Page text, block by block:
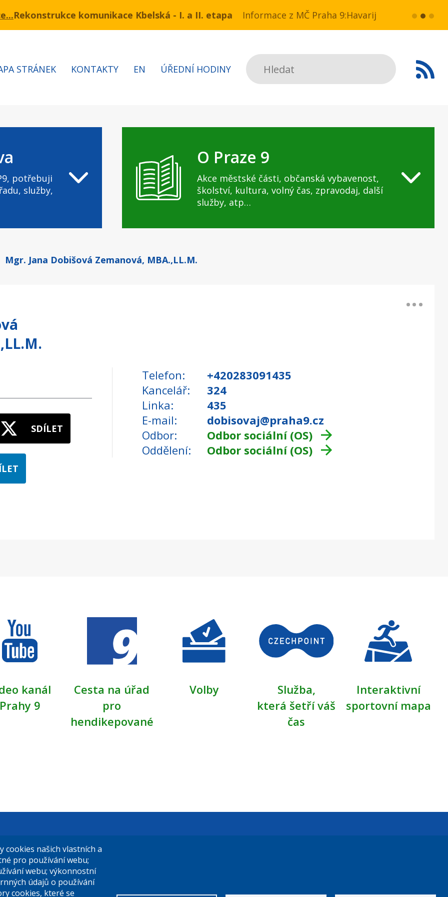
3.7 – 7.8.2026 bude probíhat obnova kabelů VN a NN v ul. Drahobejlova,
komunikace Kbelská - I. a II. etapa Informace z MČ Praha 9:Havarijní stav ulice Kbelská (úsek
více... HAVARIJNÍ
Hledat
STRÁNEK KONTAKTY EN ÚŘEDNÍ HODINY
potřebuji
služby,
O Praze 9
Akce městské části, občanská vybavenost,
školství, kultura, volný čas, zpravodaj, další
služby, atp…
Mgr. Jana Dobišová Zemanová, MBA.,LL.M.
SDÍLET
Telefon
+420283091435
Kancelář
324
Linka
435
E-mail
dobisovaj@praha9.cz
Odbor
Odbor sociální (OS)
Oddělení
Odbor sociální (OS)
kanál
9
Cesta na úřad
pro
hendikepované
Volby
Služba,
která šetří váš
čas
Interaktivní
sportovní mapa
Praha 9
324
9
El. podatelna (s el. podpisem):
posta@praha9.cz
našich vlastních a
pro používání webu;
webu; výkonnostní
údajů o používání
cookies, které se